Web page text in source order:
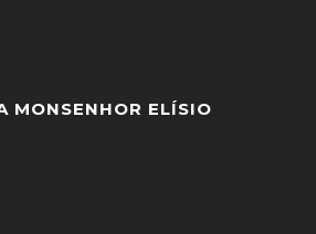
MONSENHOR ELÍSIO